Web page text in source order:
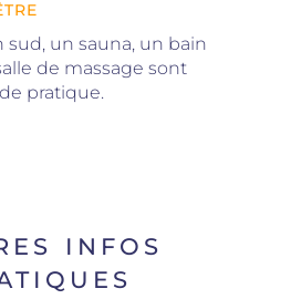
sud, un sauna, un bain
de massage sont
pratique.
infos